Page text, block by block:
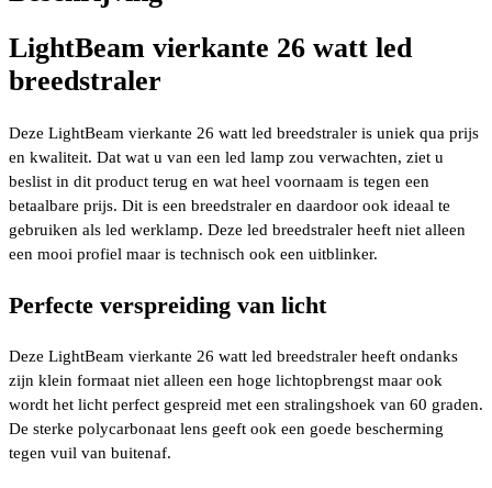
LightBeam vierkante 26 watt led
breedstraler
Deze LightBeam vierkante 26 watt led breedstraler is uniek qua prijs
en kwaliteit. Dat wat u van een led lamp zou verwachten, ziet u
beslist in dit product terug en wat heel voornaam is tegen een
betaalbare prijs. Dit is een breedstraler en daardoor ook ideaal te
gebruiken als led werklamp. Deze led breedstraler heeft niet alleen
een mooi profiel maar is technisch ook een uitblinker.
Perfecte verspreiding van licht
Deze LightBeam vierkante 26 watt led breedstraler heeft ondanks
zijn klein formaat niet alleen een hoge lichtopbrengst maar ook
wordt het licht perfect gespreid met een stralingshoek van 60 graden.
De sterke polycarbonaat lens geeft ook een goede bescherming
tegen vuil van buitenaf.